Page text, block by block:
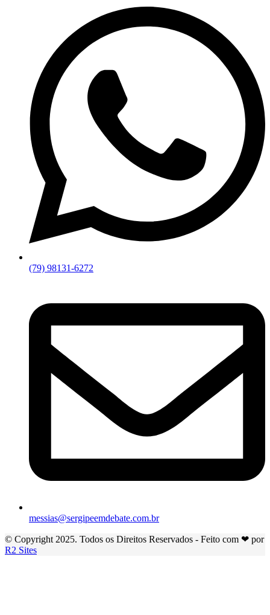
(79) 98131-6272
messias@sergipeemdebate.com.br
© Copyright 2025. Todos os Direitos Reservados - Feito com ❤ por
R2 Sites